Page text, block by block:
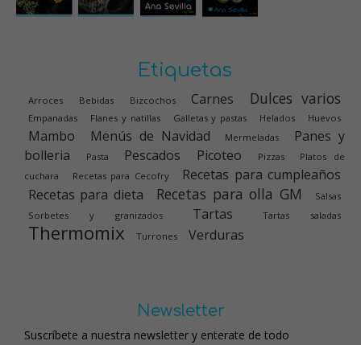
Etiquetas
Arroces Bebidas Bizcochos Carnes Dulces varios
Empanadas Flanes y natillas Galletas y pastas Helados Huevos
Mambo Menús de Navidad Mermeladas
Panes y
bolleria
Pasta Pescados Picoteo Pizzas
Platos de
cuchara
Recetas para Cecofry
Recetas para cumpleaños
Recetas para dieta
Recetas para olla GM
Salsas
Sorbetes y granizados
Tartas Tartas saladas
Thermomix Turrones Verduras
Newsletter
Suscríbete a nuestra newsletter y enterate de todo